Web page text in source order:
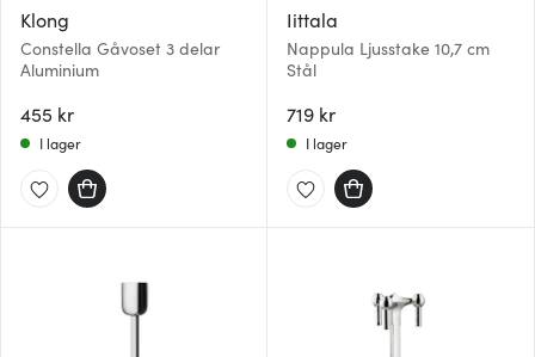
Klong
Constella Gåvoset 3 delar
Aluminium
455 kr
I lager
Iittala
Nappula Ljusstake 10,7 cm
Stål
719 kr
I lager